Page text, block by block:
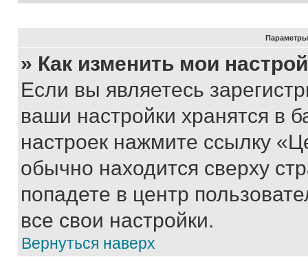
Параметры
» Как изменить мои
Если вы являетесь
ваши настройки хранятся в
настроек нажмите ссылку
обычно находится сверху
попадете в центр
все свои настройки.
Вернуться наверх